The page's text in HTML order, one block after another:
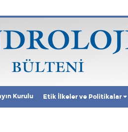
Kurulu Etik İlkeler ve Politikalar